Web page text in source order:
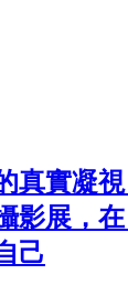
真實凝
影展，
己